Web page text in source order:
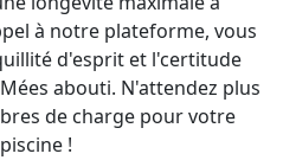
à notre plateforme, vous
d'esprit et l'certitude
abouti. N'attendez plus
de charge pour votre
!